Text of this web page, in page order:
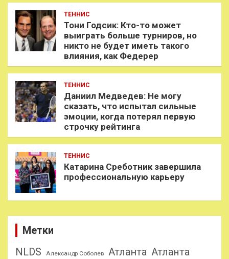
ТЕННИС
Тони Годсик: Кто-то может
выиграть больше турниров, но
никто не будет иметь такого
влияния, как Федерер
ТЕННИС
Даниил Медведев: Не могу
сказать, что испытал сильные
эмоции, когда потерял первую
строчку рейтинга
ТЕННИС
Катарина Среботник завершила
профессиональную карьеру
Метки
NLDS
Александр Соболев Атланта Атланта